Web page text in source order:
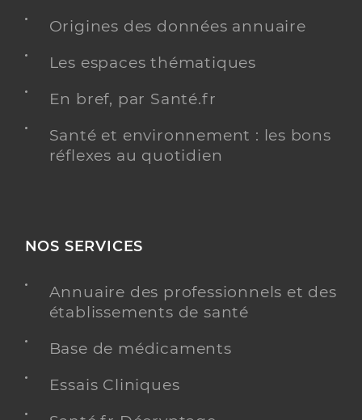
Origines des données annuaire
Les espaces thématiques
En bref, par Santé.fr
Santé et environnement : les bons
réflexes au quotidien
NOS SERVICES
Annuaire des professionnels et des
établissements de santé
Base de médicaments
Essais Cliniques